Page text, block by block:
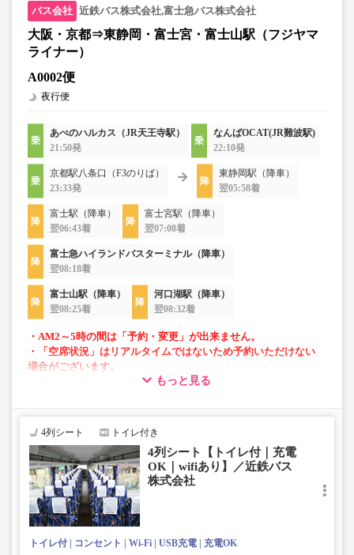
近鉄バス株式会社,富士急バス株式会社
大阪・京都⇒東静岡・富士宮・富士山駅（フジヤマ
ライナー）
A0002便
夜行便
あべのハルカス（JR天王寺駅）
21:50発
なんばOCAT(JR難波駅)
22:10発
京都駅八条口（F3のりば）
23:33発
東静岡駅（降車）
翌05:58着
富士駅（降車）
翌06:43着
富士宮駅（降車）
翌07:08着
富士急ハイランドバスターミナル（降車）
翌08:18着
富士山駅（降車）
翌08:25着
河口湖駅（降車）
翌08:32着
・AM2～5時の間は「予約・変更」が出来ません。
・「空席状況」はリアルタイムではないため予約いただけない
場合がございます。
・車両は予告なく変更となる場合がございます。これに伴い、
じめご了承ください。
もっと見る
4列シート トイレ付き
4列シート【トイレ付｜充電
OK｜wifiあり】／近鉄バス
株式会社
トイレ付 コンセント Wi-Fi USB充電 充電OK